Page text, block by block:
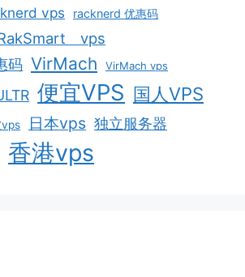
vps racknerd 优惠码
vps
码 VirMach VirMach vps
便宜VPS 国人VPS
vps 日本vps 独立服务器
香港vps